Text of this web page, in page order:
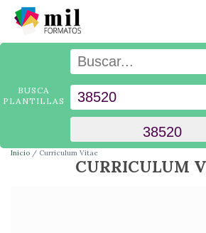
BUSCA
PLANTILLAS
Inicio Curriculum Vitae
CURRICULUM